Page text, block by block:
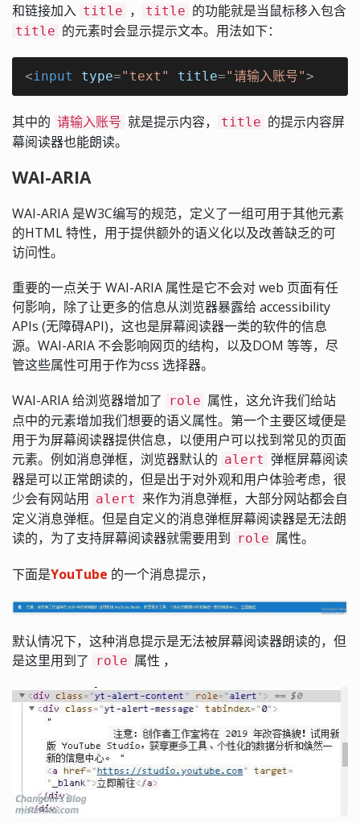
和链接加入 title ， title 的功能就是当鼠标移入包含
title 的元素时会显示提示文本。用法如下：
<input type="text" title="请输入账号">
其中的 请输入账号 就是提示内容， title 的提示内容屏
幕阅读器也能朗读。
WAI-ARIA
WAI-ARIA 是W3C编写的规范，定义了一组可用于其他元素
的HTML 特性，用于提供额外的语义化以及改善缺乏的可
访问性。
重要的一点关于 WAI-ARIA 属性是它不会对 web 页面有任
何影响，除了让更多的信息从浏览器暴露给 accessibility
APIs (无障碍API)，这也是屏幕阅读器一类的软件的信息
源。WAI-ARIA 不会影响网页的结构，以及DOM 等等，尽
管这些属性可用于作为css 选择器。
WAI-ARIA 给浏览器增加了
role 属性，这允许我们给站
点中的元素增加我们想要的语义属性。第一个主要区域便是
用于为屏幕阅读器提供信息，以便用户可以找到常见的页面
元素。例如消息弹框，浏览器默认的 alert 弹框屏幕阅读
器是可以正常朗读的，但是出于对外观和用户体验考虑，很
少会有网站用 alert 来作为消息弹框，大部分网站都会自
定义消息弹框。但是自定义的消息弹框屏幕阅读器是无法朗
读的，为了支持屏幕阅读器就需要用到 role 属性。
下面是YouTube 的一个消息提示，
默认情况下，这种消息提示是无法被屏幕阅读器朗读的，但
是这里用到了
role 属性 ，